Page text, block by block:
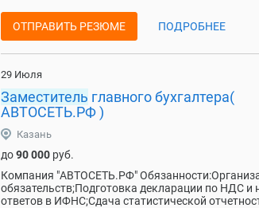
ОТПРАВИТЬ РЕЗЮМЕ ПОДРОБНЕЕ
29 Июля
Заместитель главного бухгалтера(
АВТОСЕТЬ.РФ )
Казань
до90 000 руб.
Компания "АВТОСЕТЬ.РФ"
обязательств;Подготовка декларации по НДС и
ответов в ИФНС;Сдача статистической